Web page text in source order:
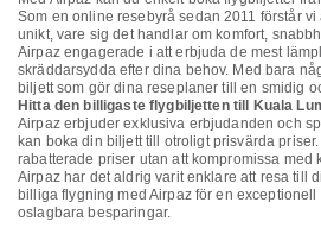
Som en online resebyrå sedan 2011 förstår
unikt, vare sig det handlar om komfort,
Airpaz engagerade i att erbjuda de mest
skräddarsydda efter dina behov. Med bara
biljett som gör dina reseplaner till en smidig
Hitta den billigaste flygbiljetten till Kuala
Airpaz erbjuder exklusiva erbjudanden och
kan boka din biljett till otroligt prisvärda
rabatterade priser utan att kompromissa med
Airpaz har det aldrig varit enklare att resa till
billiga flygning med Airpaz för en
oslagbara besparingar.